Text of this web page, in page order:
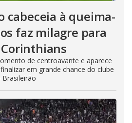
cabeceia à queima-
faz milagre para
de centroavante e aparece
em grande chance do clube